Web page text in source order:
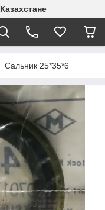
Сальник 25*35*6